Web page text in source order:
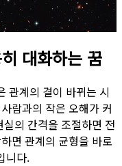
대화하는 꿈
관계의 결이 바뀌는 시
람과의 작은 오해가 커
의 간격을 조절하면 전
면 관계의 균형을 바로
니다.